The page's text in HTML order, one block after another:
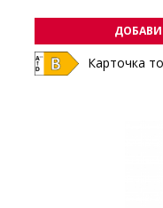
Карточка